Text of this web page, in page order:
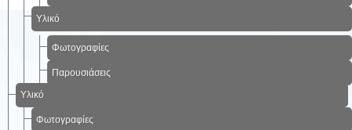
Υλικό
Φωτογραφίες
Παρουσιάσεις
Υλικό
Φωτογραφίες